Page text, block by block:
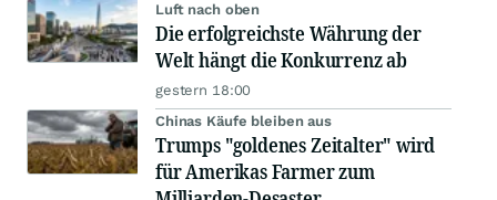
Luft nach oben
Die erfolgreichste Währung der
Welt hängt die Konkurrenz ab
gestern 18:00
Chinas Käufe bleiben aus
Trumps "goldenes Zeitalter" wird
für Amerikas Farmer zum